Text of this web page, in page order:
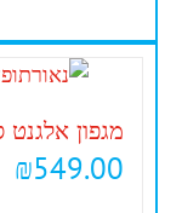
מגפון אלגנט
₪549.00